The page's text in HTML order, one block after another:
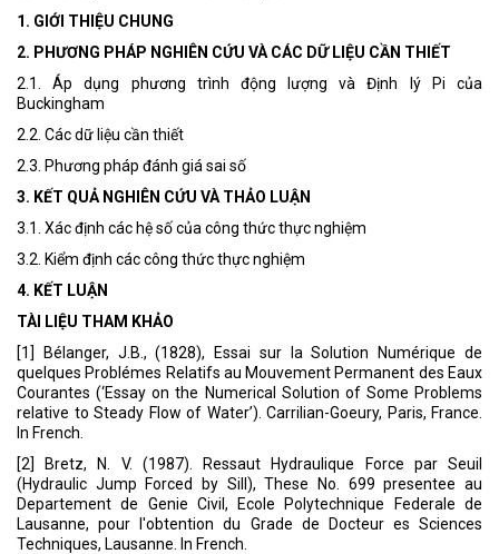
1. GIỚI THIỆU CHUNG
2. PHƯƠNG PHÁP NGHIÊN CỨU VÀ CÁC DỮ LIỆU CẦN THIẾT
2.1. Áp dụng phương trình động lượng và Định lý Pi của
Buckingham
2.2. Các dữ liệu cần thiết
2.3. Phương pháp đánh giá sai số
3. KẾT QUẢ NGHIÊN CỨU VÀ THẢO LUẬN
3.1. Xác định các hệ số của công thức thực nghiệm
3.2. Kiểm định các công thức thực nghiệm
4. KẾT LUẬN
TÀI LIỆU THAM KHẢO
[1] Bélanger, J.B., (1828), Essai sur la Solution Numérique de
quelques Problémes Relatifs au Mouvement Permanent des Eaux
Courantes (‘Essay on the Numerical Solution of Some Problems
relative to Steady Flow of Water’). Carrilian-Goeury, Paris, France.
In French.
[2] Bretz, N. V. (1987). Ressaut Hydraulique Force par Seuil
(Hydraulic Jump Forced by Sill), These No. 699 presentee au
Departement de Genie Civil, Ecole Polytechnique Federale de
Lausanne, pour l'obtention du Grade de Docteur es Sciences
Techniques, Lausanne. In French.